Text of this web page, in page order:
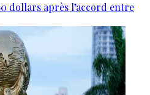
dollars après l’accord entre